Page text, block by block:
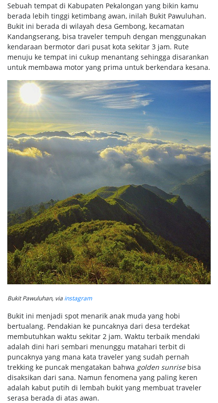
Sebuah tempat di Kabupaten Pekalongan yang bikin kamu
berada lebih tinggi ketimbang awan, inilah Bukit Pawuluhan.
Bukit ini berada di wilayah desa Gembong, kecamatan
Kandangserang, bisa traveler tempuh dengan menggunakan
kendaraan bermotor dari pusat kota sekitar 3 jam. Rute
menuju ke tempat ini cukup menantang sehingga disarankan
untuk membawa motor yang prima untuk berkendara kesana.
Bukit Pawuluhan, via instagram
Bukit ini menjadi spot menarik anak muda yang hobi
bertualang. Pendakian ke puncaknya dari desa terdekat
membutuhkan waktu sekitar 2 jam. Waktu terbaik mendaki
adalah dini hari sembari menunggu matahari terbit di
puncaknya yang mana kata traveler yang sudah pernah
trekking ke puncak mengatakan bahwa golden sunrisebisa
disaksikan dari sana. Namun fenomena yang paling keren
adalah kabut putih di lembah bukit yang membuat traveler
serasa berada di atas awan.